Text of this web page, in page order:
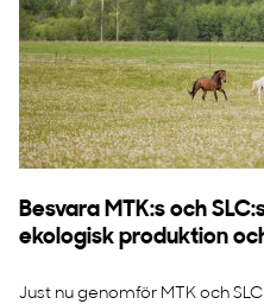
Besvara MTK:s och
ekologisk produktion
Just nu genomför MTK och